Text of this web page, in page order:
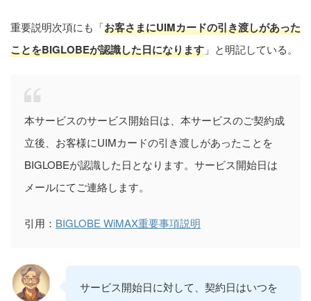
重要説明次項にも「お客さまにUIMカードの引き渡しがあった
ことをBIGLOBEが認識した日になります 」と明記している。
本サービスのサービス開始日は、本サービスのご契約成
立後、お客様にUIMカードの引き渡しがあったことを
BIGLOBEが認識した日となります。サービス開始日は
メールにてご連絡します。
引用： BIGLOBE WiMAX重要事項説明
サービス開始日に対して、契約日はいつを